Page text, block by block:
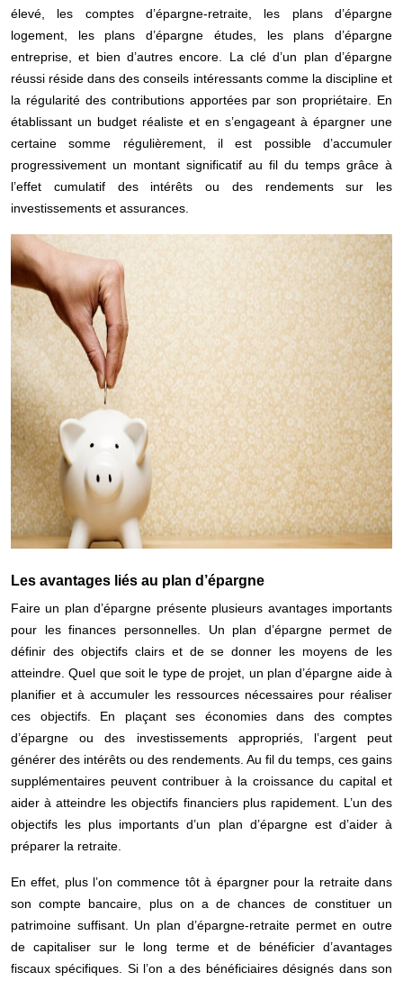
élevé, les comptes d’épargne-retraite, les plans d’épargne
logement, les plans d’épargne études, les plans d’épargne
entreprise, et bien d’autres encore. La clé d’un plan d’épargne
réussi réside dans desconseils intéressants comme la discipline et
la régularité des contributions apportées par son propriétaire. En
établissant un budget réaliste et en s’engageant à épargner une
certaine somme régulièrement, il est possible d’accumuler
progressivement un montant significatif au fil du temps grâce à
l’effet cumulatif des intérêts ou des rendements sur les
investissements et assurances.
Les avantages liés au plan d’épargne
Faire un plan d’épargne présente plusieurs avantages importants
pour lesfinances personnelles. Un plan d’épargne permet de
définir des objectifs clairs et de se donner les moyens de les
atteindre. Quel que soit le type de projet, un plan d’épargne aide à
planifier et à accumuler les ressources nécessaires pour réaliser
ces objectifs. En plaçant ses économies dans des comptes
d’épargne ou des investissements appropriés, l’argent peut
générer des intérêts ou des rendements. Au fil du temps, ces gains
supplémentaires peuvent contribuer à la croissance du capital et
aider à atteindre lesobjectifs financiersplus rapidement. L’un des
objectifs les plus importants d’un plan d’épargne est d’aider à
préparer la retraite.
En effet, plus l’on commence tôt à épargner pour la retraite dans
son compte bancaire, plus on a de chances de constituer un
patrimoine suffisant. Un plan d’épargne-retraite permet en outre
de capitaliser sur le long terme et de bénéficier d’avantages
fiscaux spécifiques. Si l’on a des bénéficiaires désignés dans son